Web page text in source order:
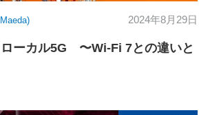
2024年8月29日
ーカル5G 〜Wi-Fi 7との違いと